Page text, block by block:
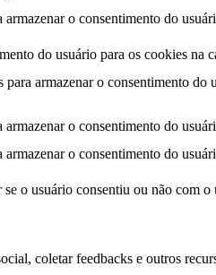
o consentimento do
do usuário para os cookies na
armazenar o consentimento do
o consentimento do
o consentimento do
o usuário consentiu ou não com o
coletar feedbacks e outros